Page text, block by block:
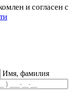
и согласен с
Имя, фамилия